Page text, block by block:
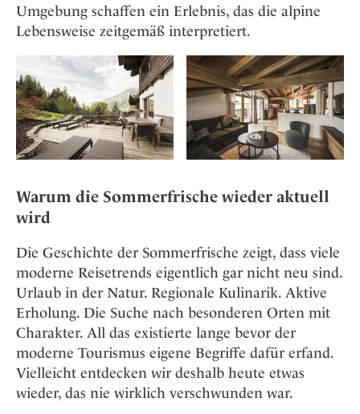
Umgebung schaffen ein Erlebnis, das die alpine
Lebensweise zeitgemäß interpretiert.
Warum die Sommerfrische wieder aktuell
wird
Die Geschichte der Sommerfrische zeigt, dass viele
moderne Reisetrends eigentlich gar nicht neu sind.
Urlaub in der Natur. Regionale Kulinarik. Aktive
Erholung. Die Suche nach besonderen Orten mit
Charakter. All das existierte lange bevor der
moderne Tourismus eigene Begriffe dafür erfand.
Vielleicht entdecken wir deshalb heute etwas
wieder, das nie wirklich verschwunden war.